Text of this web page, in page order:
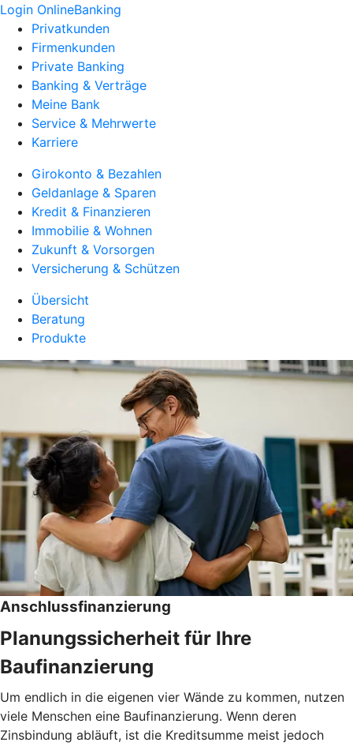
Login OnlineBanking
Privatkunden
Firmenkunden
Private Banking
Banking & Verträge
Meine Bank
Service & Mehrwerte
Karriere
Girokonto & Bezahlen
Geldanlage & Sparen
Kredit & Finanzieren
Immobilie & Wohnen
Zukunft & Vorsorgen
Versicherung & Schützen
Übersicht
Beratung
Produkte
Anschlussfinanzierung
Planungssicherheit für Ihre
Baufinanzierung
Um endlich in die eigenen vier Wände zu kommen, nutzen
viele Menschen eine Baufinanzierung. Wenn deren
Zinsbindung abläuft, ist die Kreditsumme meist jedoch